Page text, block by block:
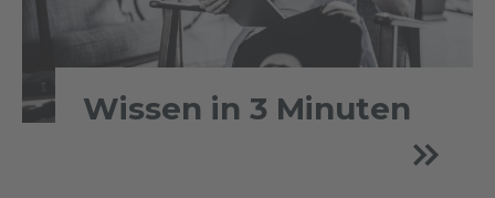
Wissen in 3 Minuten